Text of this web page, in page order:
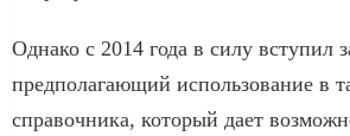
Однако с 2014 года в силу вступил
предполагающий использование в
справочника, который дает